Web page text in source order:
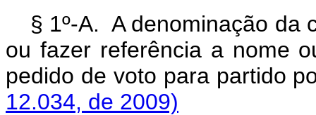
§ 1º-A. A denominação da
ou fazer referência a nome
pedido de voto para
12.034, de 2009)